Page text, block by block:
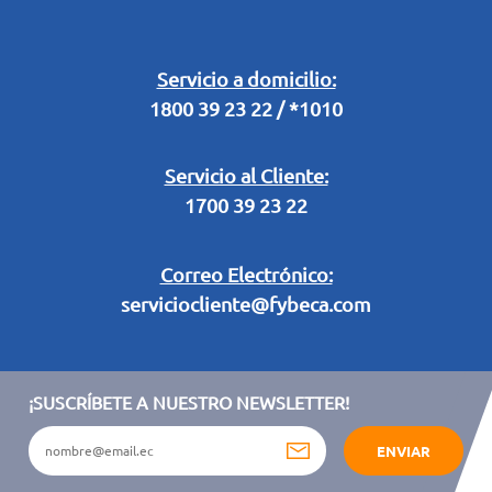
Servicio a domicilio:
1800 39 23 22 / *1010
Servicio al Cliente:
1700 39 23 22
Correo Electrónico:
serviciocliente@fybeca.com
Legal Campaña Produbanco
Términos y condiciones sorteo partido de fútbol "Tu ídolo"
¡SUSCRÍBETE A NUESTRO NEWSLETTER!
ENVIAR